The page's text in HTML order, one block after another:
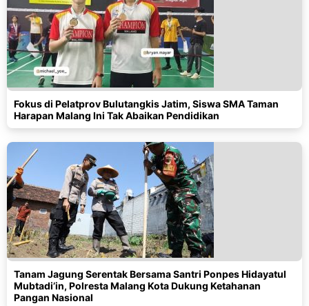
Fokus di Pelatprov Bulutangkis Jatim, Siswa SMA Taman
Harapan Malang Ini Tak Abaikan Pendidikan
Tanam Jagung Serentak Bersama Santri Ponpes Hidayatul
Mubtadi’in, Polresta Malang Kota Dukung Ketahanan
Pangan Nasional